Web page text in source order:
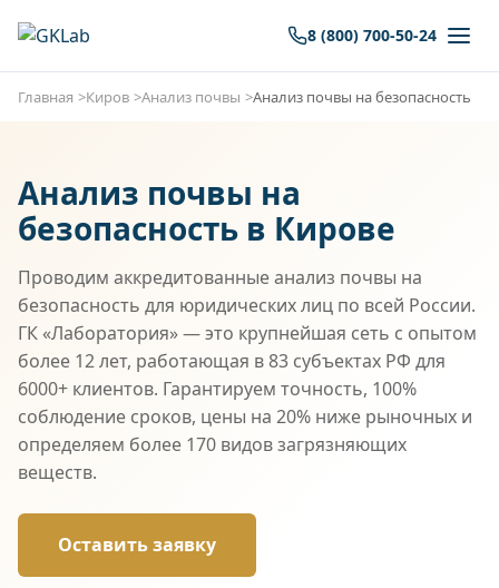
8 (800) 700-50-24
Главная Киров Анализ почвы Анализ почвы на безопасность
Анализ почвы на
безопасность в Кирове
Проводим аккредитованные анализ почвы на
безопасность для юридических лиц по всей России.
ГК «Лаборатория» — это крупнейшая сеть с опытом
более 12 лет, работающая в 83 субъектах РФ для
6000+ клиентов. Гарантируем точность, 100%
соблюдение сроков, цены на 20% ниже рыночных и
определяем более 170 видов загрязняющих
веществ.
Оставить заявку